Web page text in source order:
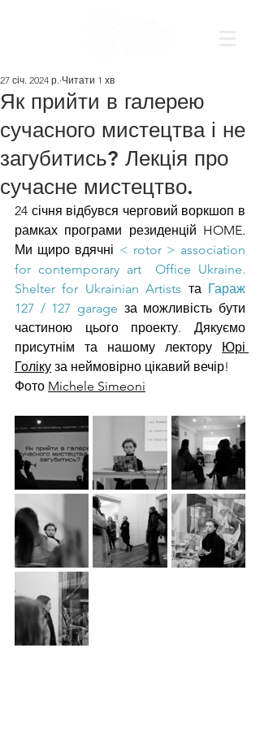
Як прийти в галерею
сучасного мистецтва і не
загубитись? Лекція про
сучасне мистецтво.
27 січ. 2024 р. Читати 1 хв
24 січня відбувся черговий воркшоп в
рамках програми резиденцій HOME.
Ми щиро вдячні < rotor > association
for contemporary art
Office Ukraine.
Shelter for Ukrainian Artists та Гараж
127 / 127 garage за можливість бути
частиною цього проекту. Дякуємо
присутнім та нашому лектору Юрі
Голіку за неймовірно цікавий вечір!
Фото Michele Simeoni